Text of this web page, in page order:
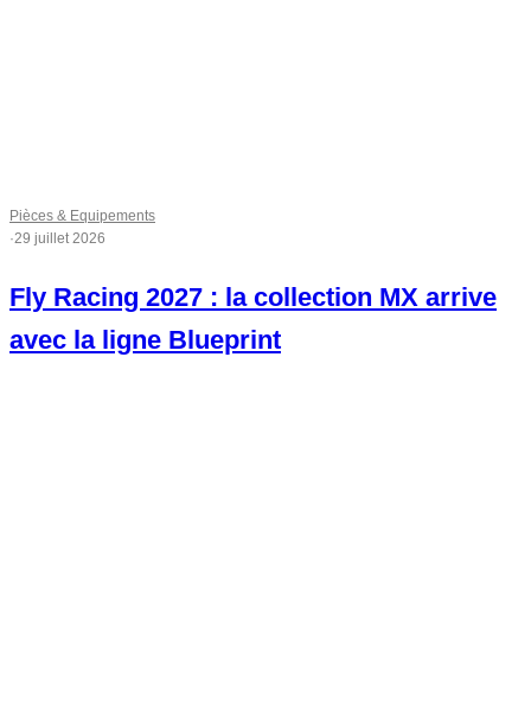
Pièces & Equipements
·29 juillet 2026
Fly Racing 2027 : la collection MX arrive
avec la ligne Blueprint